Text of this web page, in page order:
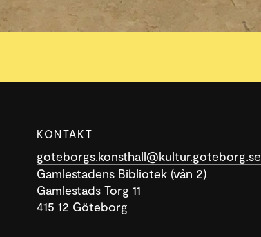
KONTAKT
goteborgs.konsthall@kultur.goteborg.se
Gamlestadens Bibliotek (vån 2)
Gamlestads Torg 11
415 12 Göteborg